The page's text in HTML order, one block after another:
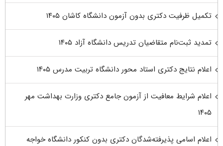
تکمیل ظرفیت دکتری بدون آزمون دانشگاه کاشان ۱۴۰۵
تمدید ثبت‌نام متقاضیان تدریس دانشگاه آزاد ۱۴۰۵
اعلام نتایج دکتری استاد محور دانشگاه تربیت مدرس ۱۴۰۵
اعلام شرایط معافیت از آزمون جامع دکتری وزارت بهداشت مهر
۱۴۰۵
اعلام اسامی پذیرفته‌شدگان دکتری بدون کنکور دانشگاه خواجه